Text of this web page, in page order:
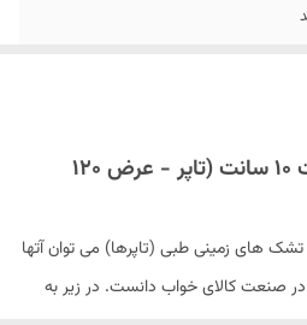
تشک زمینی طبی ضخامت ۱۰ سانت (تاپر - عرض ۱۲۰
های زمینی طبی (تاپرها) می توان آتها
صنعت کالای خواب دانست. در زیر به